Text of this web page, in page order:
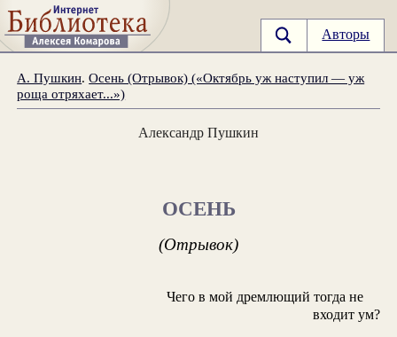
Авторы
А. Пушкин.Осень (Отрывок) («Октябрь уж наступил — уж
роща отряхает...»)
Александр Пушкин
ОСЕНЬ
(Отрывок)
Чего в мой дремлющий тогда не
входит ум?